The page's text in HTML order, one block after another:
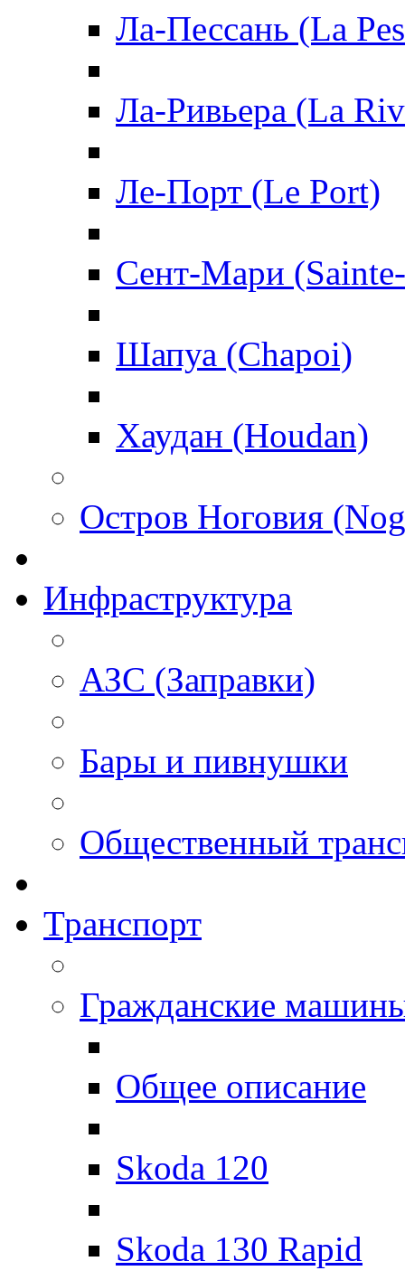
Ла-Пессань (La
Ла-Ривьера (La
Ле-Порт (Le Port)
Сент-Мари
Шапуа (Chapoi)
Хаудан (Houdan)
Остров Ноговия
Инфраструктура
АЗС (Заправки)
Бары и пивнушки
Общественный
Транспорт
Гражданские
Общее описание
Skoda 120
Skoda 130 Rapid